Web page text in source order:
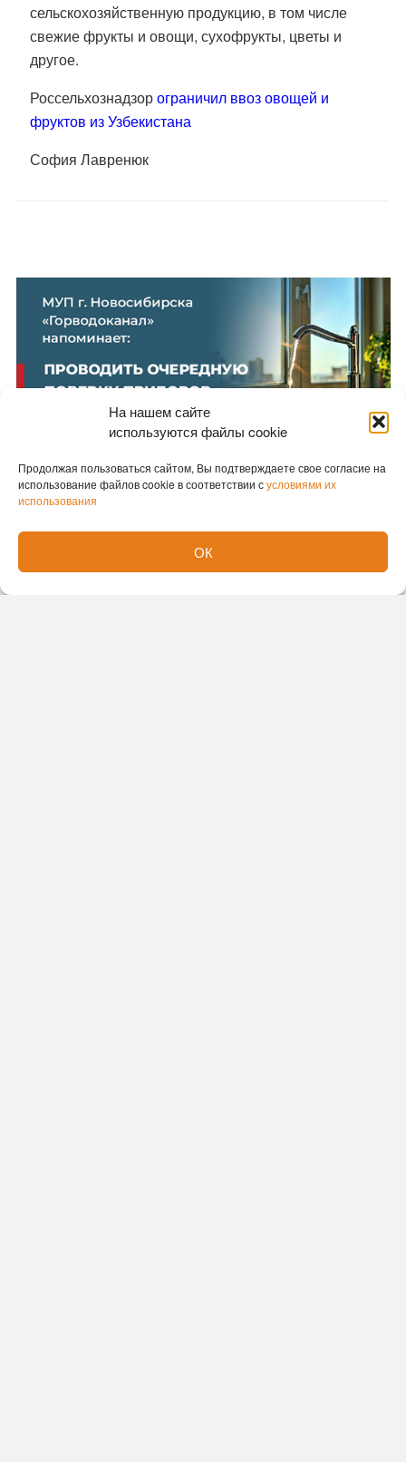
На нашем сайте
используются файлы cookie
Продолжая пользоваться сайтом, Вы подтверждаете свое согласие на
использование файлов cookie в соответствии сусловиями их
использования
ОК
сельскохозяйственную продукцию, в том числе
свежие фрукты и овощи, сухофрукты, цветы и
другое.
Россельхознадзорограничил ввоз овощей и
фруктов из Узбекистана
София Лавренюк